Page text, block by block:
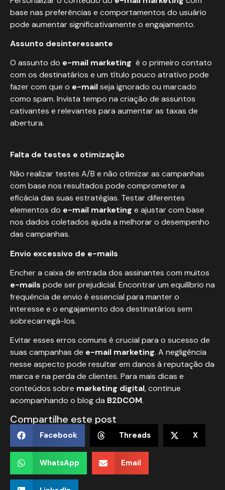
base nas preferências e comportamentos do usuário
pode aumentar significativamente o engajamento.
Assunto desinteressante
O assunto do e-mail marketing é o primeiro contato
com os destinatários e um título pouco atrativo pode
fazer com que o e-mailseja ignorado ou marcado
como spam. Invista tempo na criação de assuntos
cativantes e relevantes para aumentar as taxas de
abertura.
Falta de testes e otimização
Não realizar testes A/B e não otimizar as campanhas
com base nos resultados pode comprometer a
eficácia das suas estratégias. Testar diferentes
elementos do e-mail marketing e ajustar com base
nos dados coletados ajuda a melhorar o desempenho
das campanhas.
Envio excessivo de e-mails
Encher a caixa de entrada dos assinantes com muitos
e-mails pode ser prejudicial. Encontrar um equilíbrio na
frequência de envio é essencial para manter o
interesse e o engajamento dos destinatários sem
sobrecarregá-los.
Evitar esses erros comuns é crucial para o sucesso de
suas campanhas de e-mail marketing. A negligência
nesse aspecto pode resultar em danos à reputação da
marca e na perda de clientes. Para mais dicas e
conteúdos sobre marketing digital, continue
acompanhando o blog da B2DCOM.
Compartilhe este post
Facebook Threads X
WhatsApp Email